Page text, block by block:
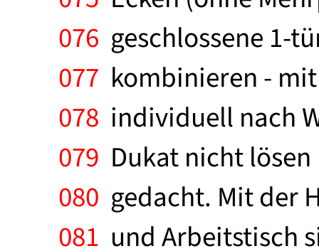
076 geschlossene 1-
077 kombinieren -
078 individuell nach
079 Dukat nicht
080 gedacht. Mit der
081 und Arbeitstisch